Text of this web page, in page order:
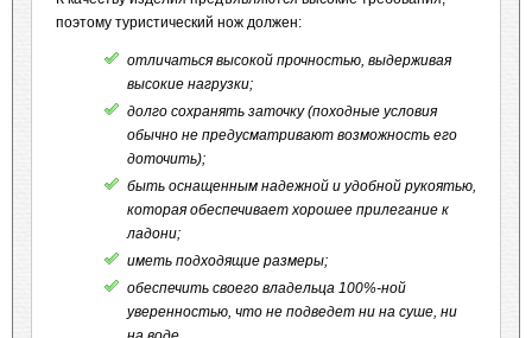
поэтому туристический нож должен:
отличаться высокой прочностью, выдерживая
высокие нагрузки;
долго сохранять заточку (походные условия
обычно не предусматривают возможность его
доточить);
быть оснащенным надежной и удобной рукоятью,
которая обеспечивает хорошее прилегание к
ладони;
иметь подходящие размеры;
обеспечить своего владельца 100%-ной
уверенностью, что не подведет ни на суше, ни